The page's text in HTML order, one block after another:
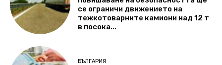
се ограничи движението на
тежкотоварните камиони над 12 т
в посока...
БЪЛГАРИЯ